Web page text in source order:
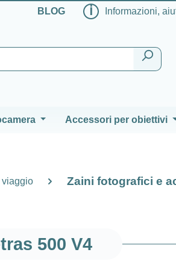
BLOG ℹ Informazioni,
Accessori per obiettivi
viaggio Zaini fotografici e
500 V4